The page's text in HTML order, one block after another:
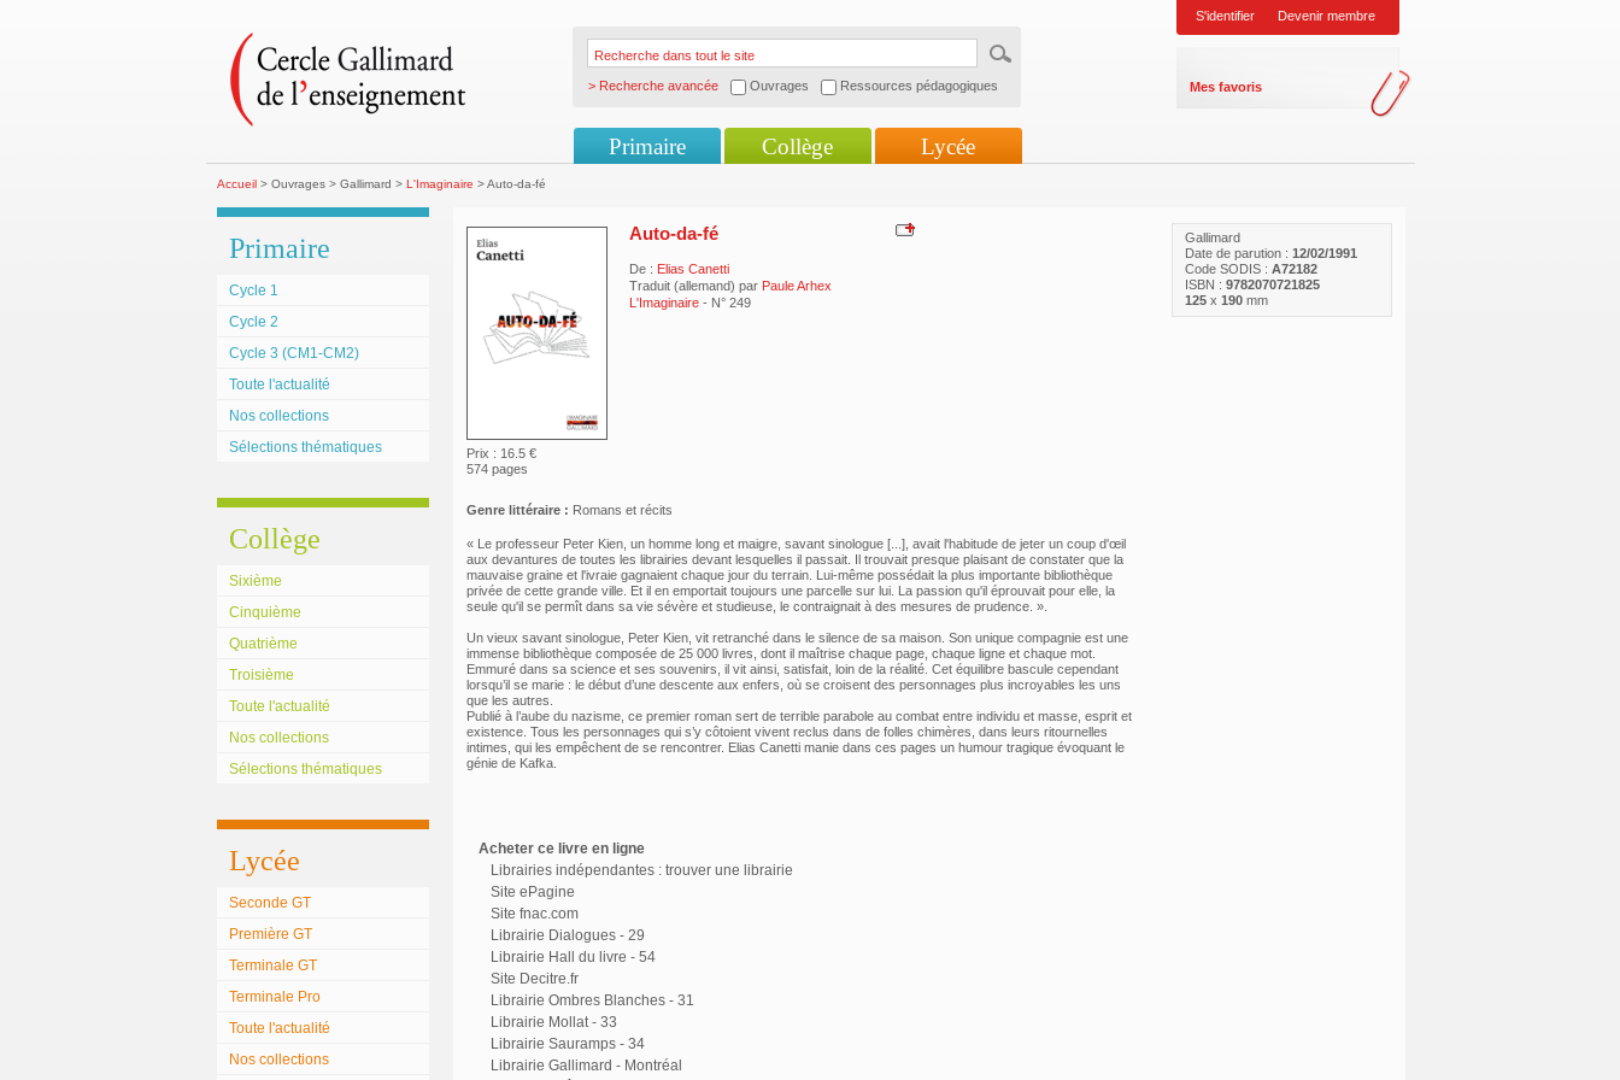
> Recherche avancée Ouvrages Ressources pédagogiques
S'identifier Devenir membre
Mes favoris
Primaire Collège Lycée
Accueil> Ouvrages > Gallimard > L'Imaginaire > Auto-da-fé
Primaire
Cycle 1
Cycle 2
Cycle 3 (CM1-CM2)
Toute l'actualité
Nos collections
Sélections thématiques
Collège
Sixième
Cinquième
Quatrième
Troisième
Toute l'actualité
Nos collections
Sélections thématiques
Lycée
Seconde GT
Première GT
Terminale GT
Terminale Pro
Toute l'actualité
Nos collections
Gallimard
Date de parution : 12/02/1991
Code SODIS : A72182
ISBN : 9782070721825
125x 190mm
Prix : 16.5 €
574 pages
Auto-da-fé
De : Elias Canetti
Traduit (allemand) par Paule Arhex
L'Imaginaire - N° 249
Genre littéraire : Romans et récits
« Le professeur Peter Kien, un homme long et maigre, savant sinologue [...], avait l'habitude de jeter un coup d'œil
aux devantures de toutes les librairies devant lesquelles il passait. Il trouvait presque plaisant de constater que la
mauvaise graine et l'ivraie gagnaient chaque jour du terrain. Lui-même possédait la plus importante bibliothèque
privée de cette grande ville. Et il en emportait toujours une parcelle sur lui. La passion qu'il éprouvait pour elle, la
seule qu'il se permît dans sa vie sévère et studieuse, le contraignait à des mesures de prudence. ».
Un vieux savant sinologue, Peter Kien, vit retranché dans le silence de sa maison. Son unique compagnie est une
immense bibliothèque composée de 25 000 livres, dont il maîtrise chaque page, chaque ligne et chaque mot.
Emmuré dans sa science et ses souvenirs, il vit ainsi, satisfait, loin de la réalité. Cet équilibre bascule cependant
lorsqu’il se marie : le début d’une descente aux enfers, où se croisent des personnages plus incroyables les uns
que les autres.
Publié à l’aube du nazisme, ce premier roman sert de terrible parabole au combat entre individu et masse, esprit et
existence. Tous les personnages qui s’y côtoient vivent reclus dans de folles chimères, dans leurs ritournelles
intimes, qui les empêchent de se rencontrer. Elias Canetti manie dans ces pages un humour tragique évoquant le
génie de Kafka.
Acheter ce livre en ligne
Librairies indépendantes : trouver une librairie
Site ePagine
Site fnac.com
Librairie Dialogues - 29
Librairie Hall du livre - 54
Site Decitre.fr
Librairie Ombres Blanches - 31
Librairie Mollat - 33
Librairie Sauramps - 34
Librairie Gallimard - Montréal